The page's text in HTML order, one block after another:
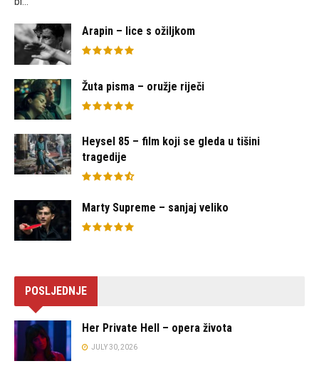
Arapin – lice s ožiljkom
Žuta pisma – oružje riječi
Heysel 85 – film koji se gleda u tišini
tragedije
Marty Supreme – sanjaj veliko
POSLJEDNJE
Her Private Hell – opera života
JULY 30, 2026